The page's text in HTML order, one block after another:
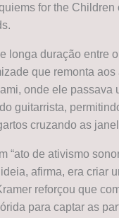
for the Children
longa duração entre
que remonta
onde ele passava
guitarrista,
cruzando as
“ato de ativismo
afirma, era criar
reforçou que
para captar as